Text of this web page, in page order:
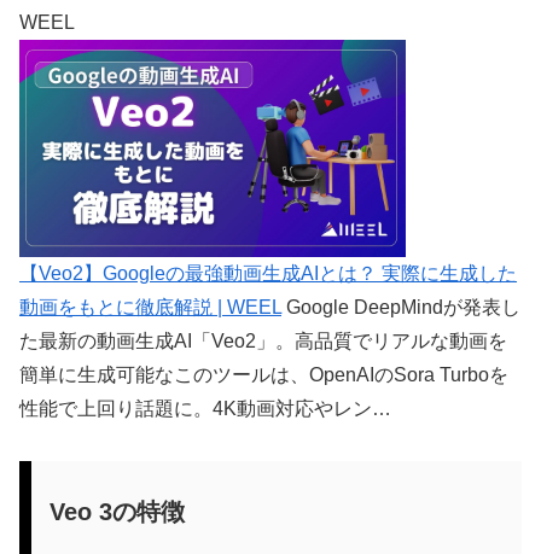
WEEL
【Veo2】Googleの最強動画生成AIとは？ 実際に生成した
動画をもとに徹底解説 | WEEL Google DeepMindが発表し
た最新の動画生成AI「Veo2」。高品質でリアルな動画を
簡単に生成可能なこのツールは、OpenAIのSora Turboを
性能で上回り話題に。4K動画対応やレン…
Veo 3の特徴